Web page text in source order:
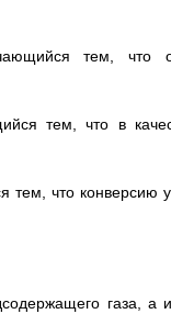
тем, что
тем, что в
что конверсию
газа, а